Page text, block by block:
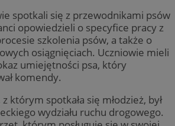
spotkali się z przewodnikami psów
opowiedzieli o specyfice pracy z
szkolenia psów, a także o
osiągnięciach. Uczniowie mieli
umiejętności psa, który
komendy.
którym spotkała się młodzież, był
wydziału ruchu drogowego.